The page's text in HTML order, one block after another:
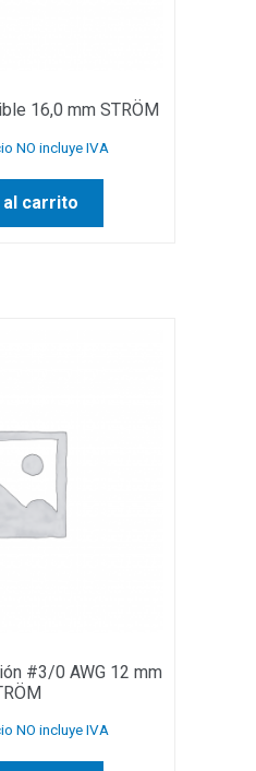
16,0 mm STRÖM
NO incluye IVA
al carrito
#3/0 AWG 12 mm
NO incluye IVA